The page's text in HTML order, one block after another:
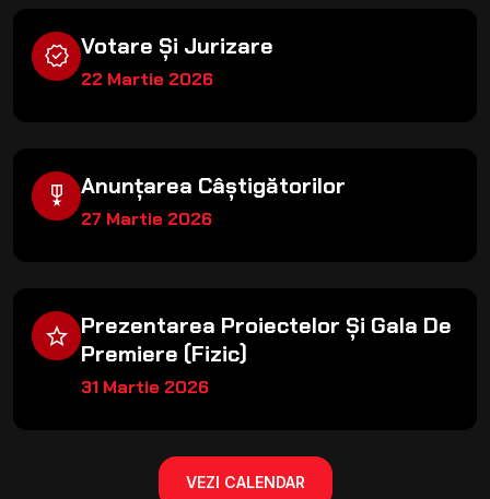
verified Votare Și Jurizare
22 Martie 2026
military_tech Anunțarea Câștigătorilor
27 Martie 2026
grade Prezentarea Proiectelor Și Gala De
Premiere (fizic)
31 Martie 2026
VEZI CALENDAR